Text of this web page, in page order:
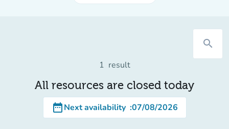
search
1 result
All resources are closed today
date_rangeNext availability :07/08/2026